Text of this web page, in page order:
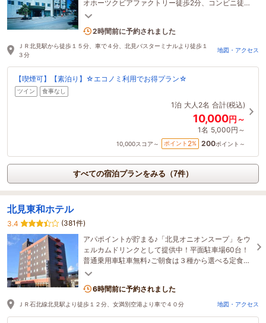
オホーツクビアファクトリー徒歩2分、コンビニ徒歩
3分。駐車場無料・Wi-Fi無料。観光や長期滞在にも
3名がこの宿を見ています
2時間前に予約されました
ＪＲ北見駅から徒歩１５分、車で４分、北見バスターミナルより徒歩１
３分
地図・アクセス
【喫煙可】【素泊り】☆エコノミ利用でお得プラン☆
ツイン 食事なし
1泊 大人2名 合計(税込)
10,000円～
1名 5,000円～
10,000スコア～ ポイント 2% 200ポイント～
すべての宿泊プランをみる（7件）
北見東和ホテル
3.4
(381件)
アパポイントが貯まる♪「北見オニオンスープ」をウ
ェルカムドリンクとして提供中！平面駐車場60台！
普通乗用車駐車無料♪ご朝食は３種から選べる定食！
アットホームなスタッフがお待ちしております
6時間前に予約されました
ＪＲ石北線北見駅より徒歩１２分、女満別空港より車で４０分 地図・アクセス